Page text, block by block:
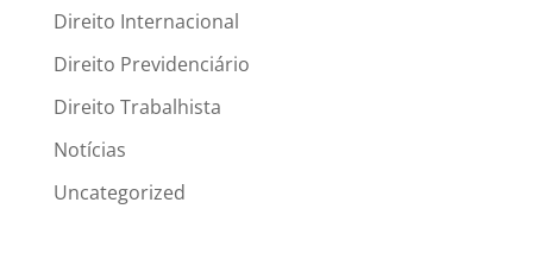
Direito Internacional
Direito Previdenciário
Direito Trabalhista
Notícias
Uncategorized